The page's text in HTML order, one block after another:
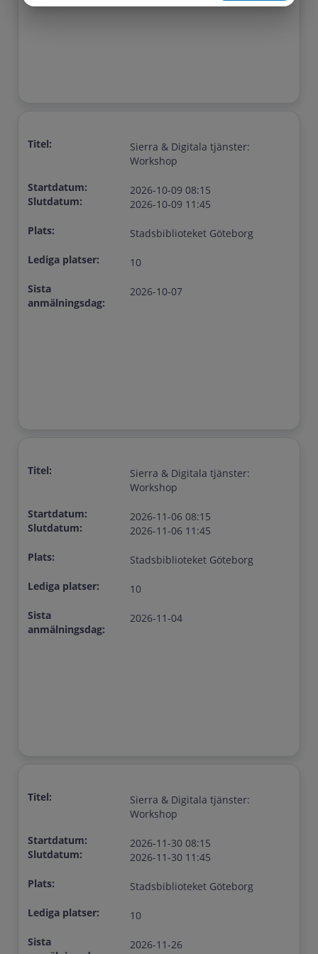
Titel:
Sierra & Digitala tjänster:
Workshop
Startdatum:
Slutdatum:
2026-10-09 08:15
2026-10-09 11:45
Plats:
Stadsbiblioteket Göteborg
Lediga platser:
10
Sista
anmälningsdag:
2026-10-07
Titel:
Sierra & Digitala tjänster:
Workshop
Startdatum:
Slutdatum:
2026-11-06 08:15
2026-11-06 11:45
Plats:
Stadsbiblioteket Göteborg
Lediga platser:
10
Sista
anmälningsdag:
2026-11-04
Titel:
Sierra & Digitala tjänster:
Workshop
Startdatum:
Slutdatum:
2026-11-30 08:15
2026-11-30 11:45
Plats:
Stadsbiblioteket Göteborg
Lediga platser:
10
Sista
2026-11-26